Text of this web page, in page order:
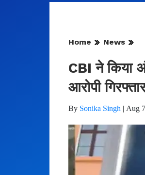
Home News
CBI ने किया
आरोपी
By Sonika Singh | Aug